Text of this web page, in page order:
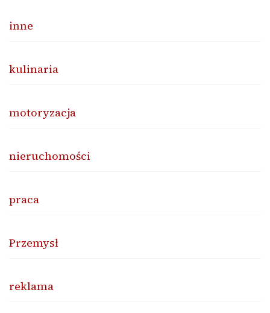
inne
kulinaria
motoryzacja
nieruchomości
praca
Przemysł
reklama